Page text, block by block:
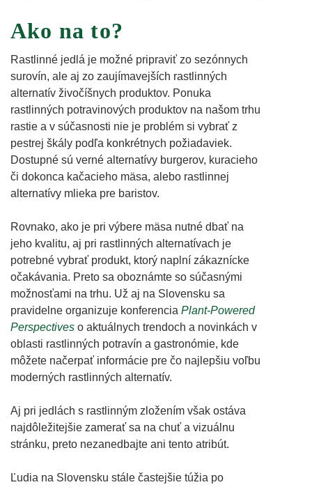
Ako na to?
Rastlinné jedlá je možné pripraviť zo sezónnych
surovín, ale aj zo zaujímavejších rastlinných
alternatív živočíšnych produktov. Ponuka
rastlinných potravinových produktov na našom trhu
rastie a v súčasnosti nie je problém si vybrať z
pestrej škály podľa konkrétnych požiadaviek.
Dostupné sú verné alternatívy burgerov, kuracieho
či dokonca kačacieho mäsa, alebo rastlinnej
alternatívy mlieka pre baristov.
Rovnako, ako je pri výbere mäsa nutné dbať na
jeho kvalitu, aj pri rastlinných alternatívach je
potrebné vybrať produkt, ktorý naplní zákaznícke
očakávania. Preto sa oboznámte so súčasnými
možnosťami na trhu. Už aj na Slovensku sa
pravidelne organizuje konferencia Plant-Powered
Perspectives o aktuálnych trendoch a novinkách v
oblasti rastlinných potravín a gastronómie, kde
môžete načerpať informácie pre čo najlepšiu voľbu
moderných rastlinných alternatív.
Aj pri jedlách s rastlinným zložením však ostáva
najdôležitejšie zamerať sa na chuť a vizuálnu
stránku, preto nezanedbajte ani tento atribút.
Ľudia na Slovensku stále častejšie túžia po